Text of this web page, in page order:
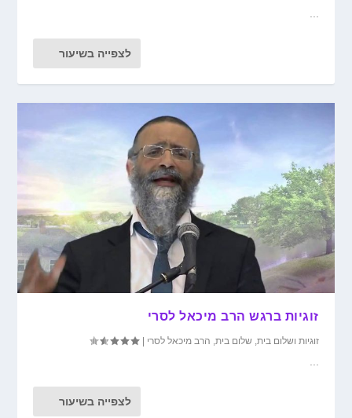
לצפייה בשיעור
זוגיות ברגש הרב מיכאל לסרי
זוגיות ושלום בית,שלום בית, הרב מיכאל לסרי |
לצפייה בשיעור